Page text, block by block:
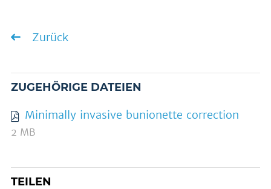
Zurück
ZUGEHÖRIGE DATEIEN
Minimally invasive bunionette correction
2 MB
TEILEN